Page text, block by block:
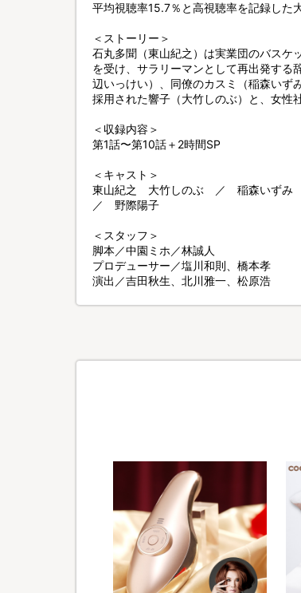
平均視聴率15.7％と高視聴率を記録した
＜ストーリー＞
石丸多聞（東山紀之）は実業団のバスケ
を受け、サラリーマンとして再出発する
辺いっけい）、同僚のカスミ（稲森いず
採用された響子（大竹しのぶ）と、女性
＜収録内容＞
第1話〜第10話＋2時間SP
＜キャスト＞
東山紀之 大竹しのぶ ／ 稲森いず
／ 野際陽子
＜スタッフ＞
脚本／中園ミホ／林誠人
プロデューサー／塩川和則、橋本孝
演出／吉田秋生、北川雅一、松原浩